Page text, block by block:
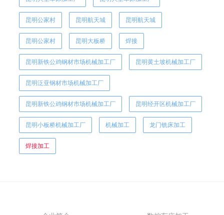
昆明公家村 昆明航天城 昆明航天城
昆明公家村 昆明大板桥 焊接
昆明新铁公鸡钢材市场机械加工厂 昆明黄土坡机械加工厂
昆明泛亚钢材市场机械加工厂
昆明新铁公鸡钢材市场机械加工厂 昆明经开区机械加工厂
昆明小板桥机械加工厂 机械加工 龙门铣床加工
焊接加工